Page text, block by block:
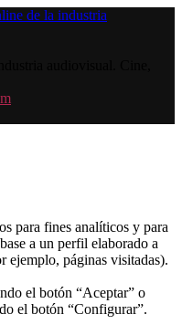
para fines analíticos y para
a un perfil elaborado a
ejemplo, páginas visitadas).
el botón “Aceptar” o
el botón “Configurar”.